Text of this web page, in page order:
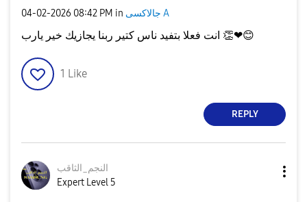
‎04-02-2026 08:42 PM in جالاكسى A
👏❤😊
1 Like
REPLY
النجم_الثاقب
Expert Level 5